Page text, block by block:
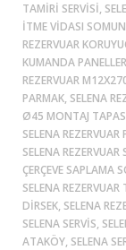
TAMIRI SERVISI,
ITME VIDASI
REZERVUAR
KUMANDA
REZERVUAR
PARMAK, SELENA
Ø45 MONTAJ
SELENA REZERVUAR
SELENA REZERVUAR
ÇERÇEVE SAPLAMA
SELENA
DIRSEK, SELENA
SELENA SERVIS,
ATAKÖY, SELENA